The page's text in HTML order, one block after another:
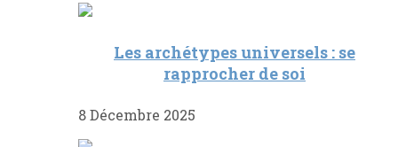
Les archétypes universels : se
rapprocher de soi
8 Décembre 2025